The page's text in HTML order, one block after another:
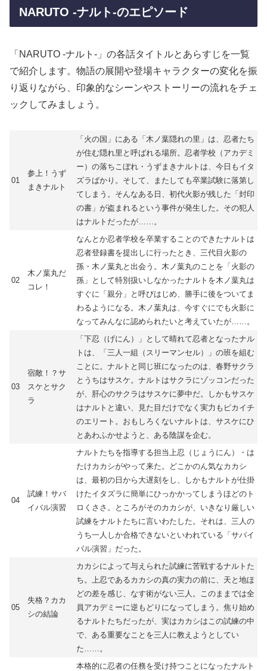
NARUTO -ナルト-のエピソード
「NARUTO -ナルト-」の各話タイトルとあらすじを一覧
で紹介します。物語の展開や登場キャラクターの変化を振
り返りながら、印象的なシーンやストーリーの流れをチェ
ックしてみましょう。
01
参上！うず
まきナルト
「火の国」にある「木ノ葉隠れの里」は、忍者たち
が住む隠れ里と呼ばれる場所。忍者学校（アカデミ
ー）の落ちこぼれ・うずまきナルトは、今日もイタ
ズラばかり。そして、またしても卒業試験に落第し
てしまう。そんなある日、初代火影が残した「封印
の書」が盗まれるという事件が発生した。その犯人
はナルトだったが……。
02
木ノ葉丸だ
コレ！
なんとか忍者学校を卒業することのできたナルトは
忍者登録書を提出しに行ったとき、三代目火影の
孫・木ノ葉丸と出会う。木ノ葉丸のことを「火影の
孫」として特別扱いしなかったナルトを木ノ葉丸は
すぐに「親分」と呼びはじめ、勝手に後をついてま
わるようになる。木ノ葉丸は、今すぐにでも火影に
なってみんなに認められたいと考えていたが……。
03
宿敵！？サ
スケとサク
ラ
「下忍（げにん）」として晴れて忍者となったナル
トは、「三人一組（スリーマンセル）」の班を組む
ことに。ナルトと同じ班になったのは、春野サクラ
とうちはサスケ。ナルトはサクラにゾッコンだった
が、肝心のサクラはサスケに夢中だ。しかもサスケ
はナルトと違い、見た目だけでなく実力もピカイチ
のエリート。おもしろくないナルトは、サスケにひ
とあわふかせようと、ある陰謀を企む。
04
試練！サバ
イバル演習
ナルトたちを指導する担当上忍（じょうにん）・は
たけカカシがやって来た。どこかのん気なカカシ
は、最初の日から大遅刻をし、しかもナルトが仕掛
けたイタズラに簡単にひっかかってしまうほどのト
ロくささ。ところがそのカカシが、いきなり厳しい
試練をナルトたちに言いわたした。それは、三人の
うち一人しか合格できないといわれている「サバイ
バル演習」だった。
05
失格？カカ
シの結論
カカシによって与えられた試練に苦戦するナルトた
ち。上忍であるカカシの真の実力の前に、天と地ほ
どの差を感じ、なす術がない三人。このままでは全
員アカデミーに逆もどりになってしまう。焦り始め
るナルトたちだったが、実はカカシはこの試練の中
で、ある重要なことを三人に教えようとしてい
た……。
本格的に忍者の任務を受け持つことになったナルト